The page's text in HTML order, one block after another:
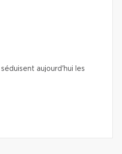
aujourd'hui les